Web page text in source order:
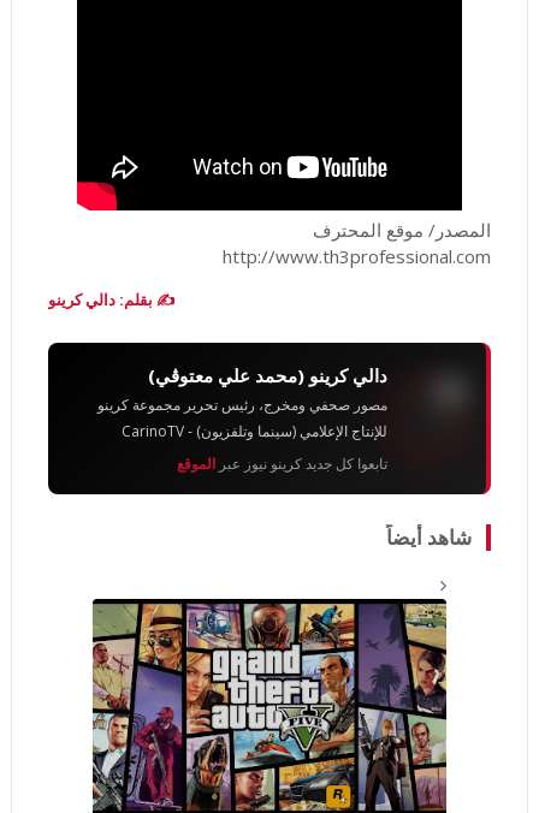
المصدر/ موقع المحترف
http://www.th3professional.com
✍️ بقلم: دالي كرينو
دالي كرينو (محمد علي معتوڨي)
مصور صحفي ومخرج، رئيس تحرير مجموعة كرينو
للإنتاج الإعلامي (سينما وتلفزيون) - CarinoTV
تابعوا كل جديد كرينو نيوز عبر الموقع
شاهد أيضاً